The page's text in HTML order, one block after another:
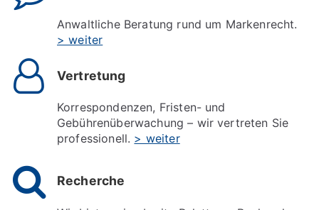
Anwaltliche Beratung rund um Markenrecht.
> weiter
Vertretung
Korrespondenzen, Fristen- und
Gebührenüberwachung – wir vertreten Sie
professionell. > weiter
Recherche